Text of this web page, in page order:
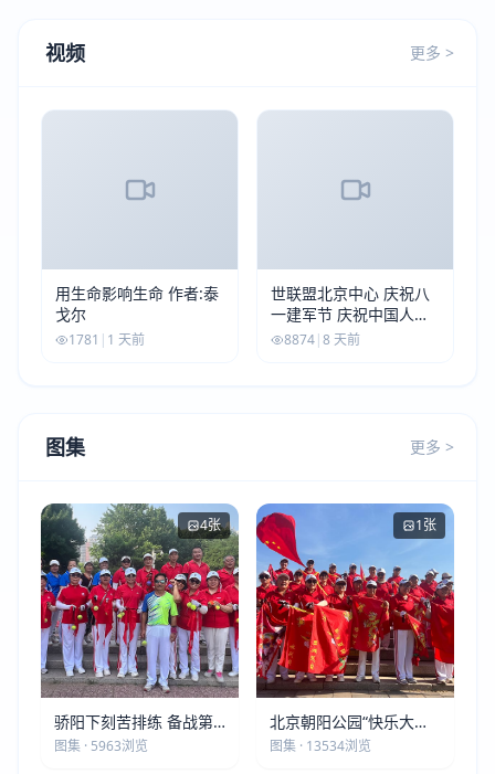
视频 更多 >
用生命影响生命 作者:泰
戈尔
1781 | 1 天前
世联盟北京中心 庆祝八
一建军节 庆祝中国人民
解放军建军99周年
8874|8 天前
图集 更多 >
4张
骄阳下刻苦排练 备战第
五届莫斯科世界大健康运
图集 · 5963浏览
1张
北京朝阳公园“快乐大本
营”建党105周年庆祝活动
图集 · 13534浏览